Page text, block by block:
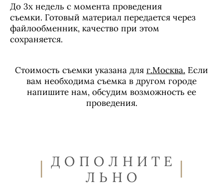
До 3х недель с момента проведения
съемки. Готовый материал передается через
файлообменник, качество при этом
сохраняется.
Стоимость съемки указана для г.Москва. Если
вам необходима съемка в другом городе
напишите нам, обсудим возможность ее
проведения.
ДОПОЛНИТЕ
ЛЬНО